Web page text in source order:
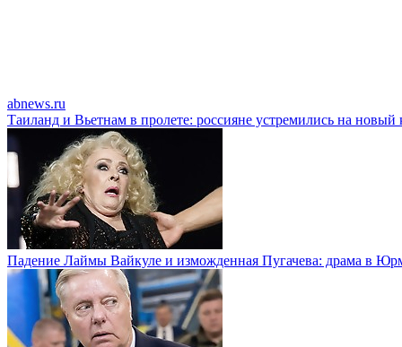
abnews.ru
Таиланд и Вьетнам в пролете: россияне устремились на новый
Падение Лаймы Вайкуле и изможденная Пугачева: драма в